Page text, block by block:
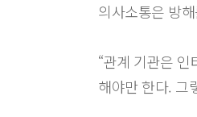
의사소통은 방
“관계 기관은
해야만 한다. 그